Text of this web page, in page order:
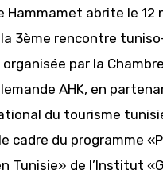
Hammamet abrite le 12
3ème rencontre
par la
AHK, en
du tourisme
cadre du programme
Tunisie» de l’Institut